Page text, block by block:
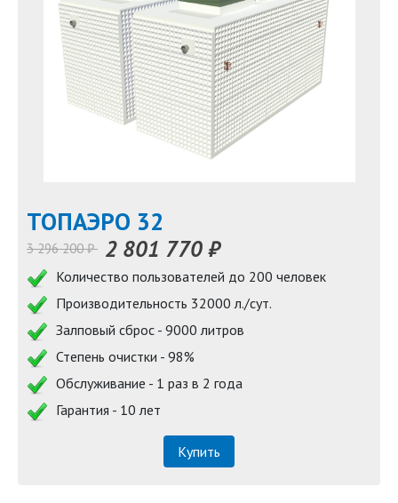
TOПАЭРО 32
3 296 200 ₽ 2 801 770 ₽
Количество пользователей до 200 человек
Производительность 32000 л./сут.
Залповый сброс - 9000 литров
Степень очистки - 98%
Обслуживание - 1 раз в 2 года
Гарантия - 10 лет
Купить